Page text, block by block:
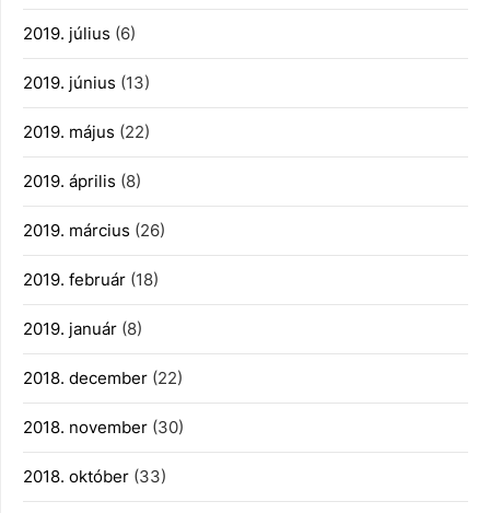
2019. július (6)
2019. június (13)
2019. május (22)
2019. április (8)
2019. március (26)
2019. február (18)
2019. január (8)
2018. december (22)
2018. november (30)
2018. október (33)